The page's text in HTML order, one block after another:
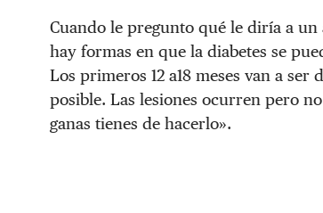
Cuando le pregunto qué le diría a un
hay formas en que la diabetes se
Los primeros 12 a18 meses van a
posible. Las lesiones ocurren pero
ganas tienes de hacerlo».